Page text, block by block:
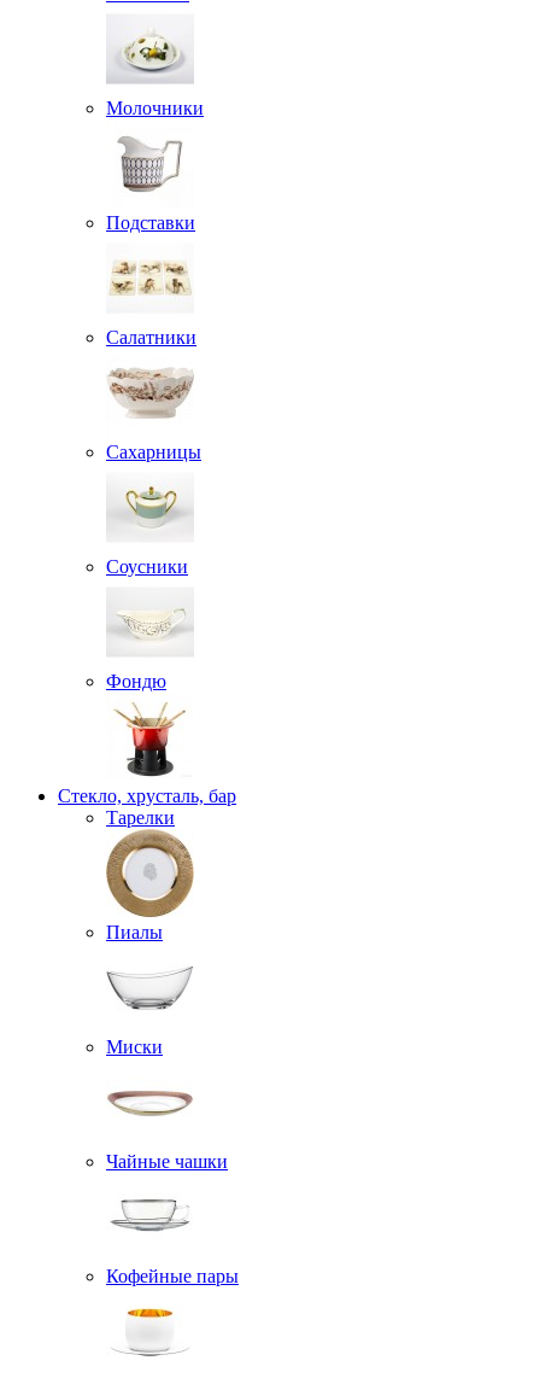
Молочники
Подставки
Салатники
Сахарницы
Соусники
Фондю
Стекло, хрусталь, бар
Тарелки
Пиалы
Миски
Чайные чашки
Кофейные пары